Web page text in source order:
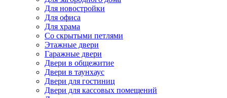
Для новостройки
Для офиса
Для храма
Со скрытыми петлями
Этажные двери
Гаражные двери
Двери в общежитие
Двери в таунхаус
Двери для гостиниц
Двери для кассовых помещений